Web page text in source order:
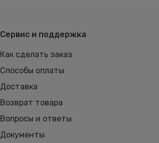
Сервис и поддержка
Как сделать заказ
Способы оплаты
Доставка
Возврат товара
Вопросы и ответы
Документы